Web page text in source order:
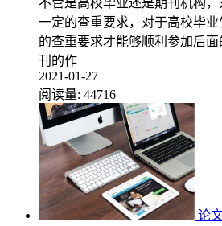
一定的查重要求，对于高校毕
的查重要求才能够顺利参加后
刊的作
2021-01-27
阅读量: 44716
论